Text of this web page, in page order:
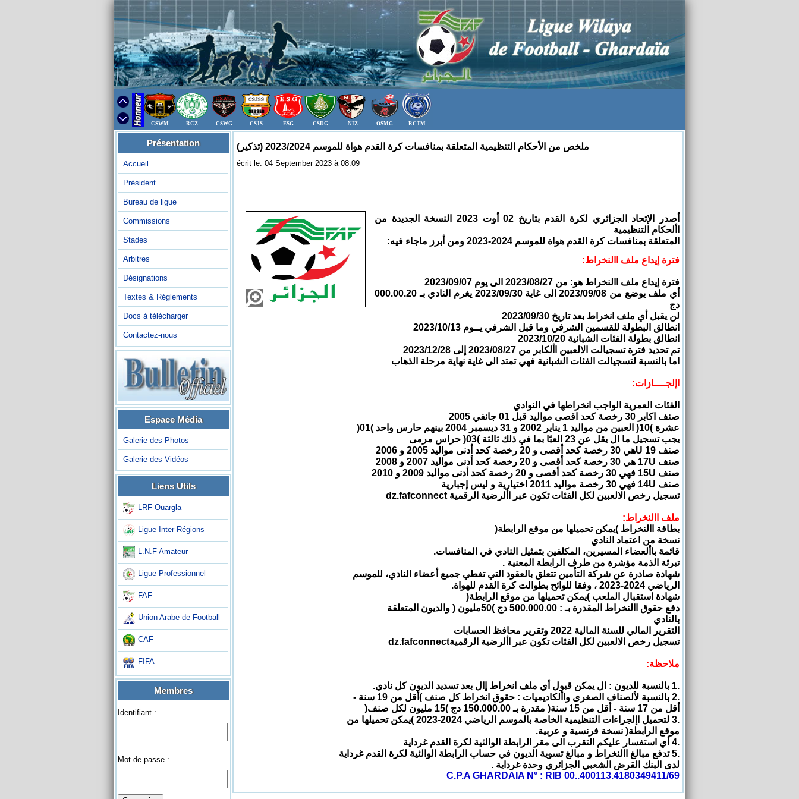
CSWM RCZ CSWG CSJS ESG CSDG NIZ OSMG RCTM
Présentation
Accueil
Président
Bureau de ligue
Commissions
Stades
Arbitres
Désignations
Textes & Réglements
Docs à télécharger
Contactez-nous
Espace Média
Galerie des Photos
Galerie des Vidéos
Liens Utils
LRF Ouargla
Ligue Inter-Régions
L.N.F Amateur
Ligue Professionnel
FAF
Union Arabe de Football
CAF
FIFA
Membres
Identifiant :
Mot de passe :
ملخص من الأحكام التنظيمية المتعلقة بمنافسات كرة القدم هواة للموسم 2023/2024 (تذكير)
écrit le: 04 September 2023 à 08:09
أصدر الإتحاد الجزائري لكرة القدم بتاريخ 02 أوت 2023 النسخة الجديدة من
األحكام التنظيمية
المتعلقة بمنافسات كرة القدم هواة للموسم 2024-2023 ومن أبرز ماجاء فيه:
فترة إيداع ملف االنخراط:
فترة إيداع ملف االنخراط هو: من 2023/08/27 الى يوم 2023/09/07
أي ملف يوضع من 2023/09/08 الى غاية 2023/09/30 يغرم النادي بـ 000.00.20
دج
لن يقبل أي ملف انخراط بعد تاريخ 2023/09/30
انطالق البطولة للقسمين الشرفي وما قبل الشرفي يــوم 2023/10/13
انطالق بطولة الفئات الشبانية 2023/10/20
تم تحديد فترة تسجيالت الالعبين األكابر من 2023/08/27 إلى 2023/12/28
اما بالنسبة لتسجيالت الفئات الشبانية فهي تمتد الى غاية نهاية مرحلة الذهاب
اإلجــــازات:
الفئات العمرية الواجب انخراطها في النوادي
صنف اكابر 30 رخصة كحد اقصى مواليد قبل 01 جانفي 2005
عشرة )10( العبين من مواليد 1 يناير 2002 و 31 ديسمبر 2004 بينهم حارس واحد )01(
يجب تسجيل ما ال يقل عن 23 العبًا بما في ذلك ثالثة )03( حراس مرمى
صنف 19 Uهي 30 رخصة كحد أقصى و 20 رخصة كحد أدنى مواليد 2005 و 2006
صنف 17U هي 30 رخصة كحد أقصى و 20 رخصة كحد أدنى مواليد 2007 و 2008
صنف 15U فهي 30 رخصة كحد أقصى و 20 رخصة كحد أدنى مواليد 2009 و 2010
صنف 14U فهي 30 رخصة مواليد 2011 اختيارية و ليس إجبارية
تسجيل رخص الالعبين لكل الفئات تكون عبر األرضية الرقمية dz.fafconnect
ملف االنخراط:
بطاقة االنخراط )يمكن تحميلها من موقع الرابطة(
نسخة من اعتماد النادي
قائمة باألعضاء المسيرين، المكلفين بتمثيل النادي في المنافسات.
تبرئة الذمة مؤشرة من طرف الرابطة المعنية .
شهادة صادرة عن شركة التأمين تتعلق بالعقود التي تغطي جميع أعضاء النادي، للموسم
الرياضي 2024-2023 ، وفقا للوائح بطوالت كرة القدم للهواة.
شهادة استقبال الملعب )يمكن تحميلها من موقع الرابطة(
دفع حقوق االنخراط المقدرة بـ : 500.000.00 دج )50مليون ( والديون المتعلقة
بالنادي
التقرير المالي للسنة المالية 2022 وتقرير محافظ الحسابات
تسجيل رخص الالعبين لكل الفئات تكون عبر األرضية الرقميةdz.fafconnect
ملاحظة:
.1 بالنسبة للديون : ال يمكن قبول أي ملف انخراط إال بعد تسديد الديون كل نادي.
.2 بالنسبة لألصناف الصغرى واألكاديميات : حقوق انخراط كل صنف )أقل من 19 سنة -
أقل من 17 سنة - أقل من 15 سنة( مقدرة بـ 150.000.00 دج )15 مليون لكل صنف(
.3 لتحميل اإلجراءات التنظيمية الخاصة بالموسم الرياضي 2024-2023 )يمكن تحميلها من
موقع الرابطة( نسخة فرنسية و عربية.
.4 أي استفسار عليكم التقرب الى مقر الرابطة الوالئية لكرة القدم غرداية
.5 تدفع مبالغ االنخراط و مبالغ تسوية الديون في حساب الرابطة الوالئية لكرة القدم غرداية
لدى البنك القرض الشعبي الجزائري وحدة غرداية .
C.P.A GHARDAIA N° : RIB 00..400113.4180349411/69